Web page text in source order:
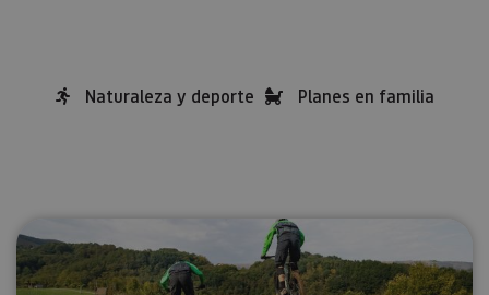
Naturaleza y deporte Planes en familia